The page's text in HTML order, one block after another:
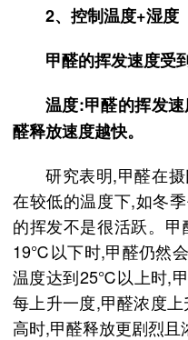
2、控制温度+湿度
甲醛的挥发速度受
温度:‌甲醛的挥发
醛释放速度越快。‌
研究表明,‌甲醛在
在较低的温度下,‌如冬
的挥发不是很活跃。‌
19℃以下时,‌甲醛仍然
温度达到25℃以上时,‌
每上升一度,‌甲醛浓度
高时,‌甲醛释放更剧烈且